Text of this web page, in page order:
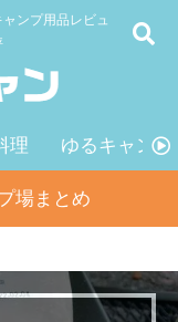
ンプ用品レビュ
理 ゆるキャン△
場まとめ